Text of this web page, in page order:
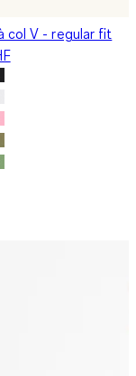
col V - regular fit